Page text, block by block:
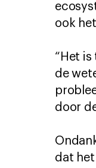
ook
“Het
de
door
dat